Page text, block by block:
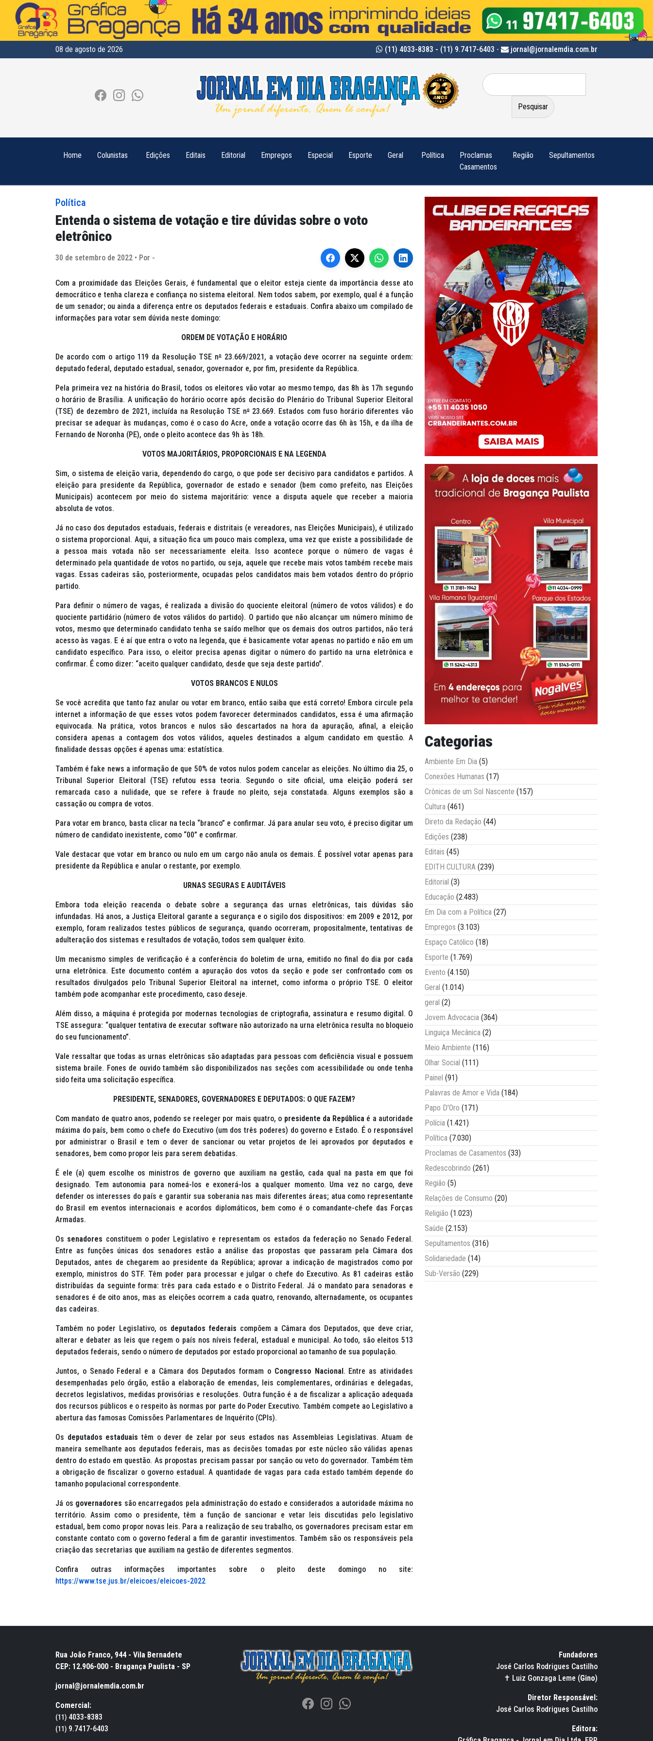
08 de agosto de 2026 (11) 4033-8383 - (11) 9.7417-6403 - jornal@jornalemdia.com.br
Pesquisar
por:
Home Colunistas Edições Editais Editorial Empregos Especial Esporte Geral Política
Proclamas
Casamentos
Região Sepultamentos
Política
Entenda o sistema de votação e tire dúvidas sobre o voto
eletrônico
30 de setembro de 2022 • Por -
Com a proximidade das Eleições Gerais, é fundamental que o eleitor esteja ciente da importância desse ato
democrático e tenha clareza e confiança no sistema eleitoral. Nem todos sabem, por exemplo, qual é a função
de um senador; ou ainda a diferença entre os deputados federais e estaduais. Confira abaixo um compilado de
informações para votar sem dúvida neste domingo:
ORDEM DE VOTAÇÃO E HORÁRIO
De acordo com o artigo 119 da Resolução TSE nº23.669/2021, a votação deve ocorrer na seguinte ordem:
deputado federal, deputado estadual, senador, governador e, por fim, presidente da República.
Pela primeira vez na história do Brasil, todos os eleitores vão votar ao mesmo tempo, das 8h às 17h segundo
o horário de Brasília. A unificação do horário ocorre após decisão do Plenário do Tribunal Superior Eleitoral
(TSE) de dezembro de 2021, incluída na Resolução TSE nº23.669. Estados com fuso horário diferentes vão
precisar se adequar às mudanças, como é o caso do Acre, onde a votação ocorre das 6h às 15h, e da ilha de
Fernando de Noronha (PE), onde o pleito acontece das 9h às 18h.
VOTOS MAJORITÁRIOS, PROPORCIONAIS E NA LEGENDA
Sim, o sistema de eleição varia, dependendo do cargo, o que pode ser decisivo para candidatos e partidos. A
eleição para presidente da República, governador de estado e senador (bem como prefeito, nas Eleições
Municipais) acontecem por meio do sistema majoritário: vence a disputa aquele que receber a maioria
absoluta de votos.
Já no caso dos deputados estaduais, federais e distritais (e vereadores, nas Eleições Municipais), é utilizado
o sistema proporcional. Aqui, a situação fica um pouco mais complexa, uma vez que existe a possibilidade de
a pessoa mais votada não ser necessariamente eleita. Isso acontece porque o número de vagas é
determinado pela quantidade de votos no partido, ou seja, aquele que recebe mais votos também recebe mais
vagas. Essas cadeiras são, posteriormente, ocupadas pelos candidatos mais bem votados dentro do próprio
partido.
Para definir o número de vagas, é realizada a divisão do quociente eleitoral (número de votos válidos) e do
quociente partidário (número de votos válidos do partido). O partido que não alcançar um número mínimo de
votos, mesmo que determinado candidato tenha se saído melhor que os demais dos outros partidos, não terá
acesso às vagas. E é aí que entra o voto na legenda, que é basicamente votar apenas no partido e não em um
candidato específico. Para isso, o eleitor precisa apenas digitar o número do partido na urna eletrônica e
confirmar. É como dizer: “aceito qualquer candidato, desde que seja deste partido”.
VOTOS BRANCOS E NULOS
Se você acredita que tanto faz anular ou votar em branco, então saiba que está correto! Embora circule pela
internet a informação de que esses votos podem favorecer determinados candidatos, essa é uma afirmação
equivocada. Na prática, votos brancos e nulos são descartados na hora da apuração, afinal, a eleição
considera apenas a contagem dos votos válidos, aqueles destinados a algum candidato em questão. A
finalidade dessas opções é apenas uma: estatística.
Também éfake news a informação de que 50% de votos nulos podem cancelar as eleições. No último dia 25, o
Tribunal Superior Eleitoral (TSE) refutou essa teoria. Segundo o site oficial, uma eleição poderá ser
remarcada caso a nulidade, que se refere à fraude no pleito, seja constatada. Alguns exemplos são a
cassação ou compra de votos.
Para votar em branco, basta clicar na tecla “branco” e confirmar. Já para anular seu voto, é preciso digitar um
número de candidato inexistente, como “00” e confirmar.
Vale destacar que votar em branco ou nulo em um cargo não anula os demais. É possível votar apenas para
presidente da República e anular o restante, por exemplo.
URNAS SEGURAS E AUDITÁVEIS
Embora toda eleição reacenda o debate sobre a segurança das urnas eletrônicas, tais dúvidas são
infundadas. Há anos, a Justiça Eleitoral garante a segurança e o sigilo dos dispositivos: em 2009 e 2012, por
exemplo, foram realizados testes públicos de segurança, quando ocorreram, propositalmente, tentativas de
adulteração dos sistemas e resultados de votação, todos sem qualquer êxito.
Um mecanismo simples de verificação é a conferência do boletim de urna, emitido no final do dia por cada
urna eletrônica. Este documento contém a apuração dos votos da seção e pode ser confrontado com os
resultados divulgados pelo Tribunal Superior Eleitoral na internet, como informa o próprio TSE. O eleitor
também pode acompanhar este procedimento, caso deseje.
Além disso, a máquina é protegida por modernas tecnologias de criptografia, assinatura e resumo digital. O
TSE assegura: “qualquer tentativa de executar software não autorizado na urna eletrônica resulta no bloqueio
do seu funcionamento”.
Vale ressaltar que todas as urnas eletrônicas são adaptadas para pessoas com deficiência visual e possuem
sistema braile. Fones de ouvido também são disponibilizados nas seções com acessibilidade ou onde tenha
sido feita uma solicitação específica.
PRESIDENTE, SENADORES, GOVERNADORES E DEPUTADOS: O QUE FAZEM?
Com mandato de quatro anos, podendo se reeleger por mais quatro, o presidente da República é a autoridade
máxima do país, bem como o chefe do Executivo (um dos três poderes) do governo e Estado. É o responsável
por administrar o Brasil e tem o dever de sancionar ou vetar projetos de lei aprovados por deputados e
senadores, bem como propor leis para serem debatidas.
É ele (a) quem escolhe os ministros de governo que auxiliam na gestão, cada qual na pasta em que foi
designado. Tem autonomia para nomeá-los e exonerá-los a qualquer momento. Uma vez no cargo, deve
defender os interesses do país e garantir sua soberania nas mais diferentes áreas; atua como representante
do Brasil em eventos internacionais e acordos diplomáticos, bem como é o comandante-chefe das Forças
Armadas.
Os senadores constituem o poder Legislativo e representam os estados da federação no Senado Federal.
Entre as funções únicas dos senadores estão a análise das propostas que passaram pela Câmara dos
Deputados, antes de chegarem ao presidente da República; aprovar a indicação de magistrados como por
exemplo, ministros do STF. Têm poder para processar e julgar o chefe do Executivo. As 81 cadeiras estão
distribuídas da seguinte forma: três para cada estado e o Distrito Federal. Já o mandato para senadoras e
senadores é de oito anos, mas as eleições ocorrem a cada quatro, renovando, alternadamente, os ocupantes
das cadeiras.
Também no poder Legislativo, os deputados federais compõem a Câmara dos Deputados, que deve criar,
alterar e debater as leis que regem o país nos níveis federal, estadual e municipal. Ao todo, são eleitos 513
deputados federais, sendo o número de deputados por estado proporcional ao tamanho de sua população.
Juntos, o Senado Federal e a Câmara dos Deputados formam o Congresso Nacional . Entre as atividades
desempenhadas pelo órgão, estão a elaboração de emendas, leis complementares, ordinárias e delegadas,
decretos legislativos, medidas provisórias e resoluções. Outra função é a de fiscalizar a aplicação adequada
dos recursos públicos e o respeito às normas por parte do Poder Executivo. Também compete ao Legislativo a
abertura das famosas Comissões Parlamentares de Inquérito (CPIs).
Os deputados estaduais têm o dever de zelar por seus estados nas Assembleias Legislativas. Atuam de
maneira semelhante aos deputados federais, mas as decisões tomadas por este núcleo são válidas apenas
dentro do estado em questão. As propostas precisam passar por sanção ou veto do governador. Também têm
a obrigação de fiscalizar o governo estadual. A quantidade de vagas para cada estado também depende do
tamanho populacional correspondente.
Já os governadores são encarregados pela administração do estado e considerados a autoridade máxima no
território. Assim como o presidente, têm a função de sancionar e vetar leis discutidas pelo legislativo
estadual, bem como propor novas leis. Para a realização de seu trabalho, os governadores precisam estar em
constante contato com o governo federal a fim de garantir investimentos. Também são os responsáveis pela
criação das secretarias que auxiliam na gestão de diferentes segmentos.
Confira outras informações importantes sobre o pleito deste domingo no site:
https://www.tse.jus.br/eleicoes/eleicoes-2022
Categorias
Ambiente Em Dia (5)
Conexões Humanas (17)
Crônicas de um Sol Nascente (157)
Cultura (461)
Direto da Redação (44)
Edições (238)
Editais (45)
EDITH CULTURA (239)
Editorial (3)
Educação (2.483)
Em Dia com a Política (27)
Empregos (3.103)
Espaço Católico (18)
Esporte (1.769)
Evento (4.150)
Geral (1.014)
geral (2)
Jovem Advocacia (364)
Linguiça Mecânica (2)
Meio Ambiente (116)
Olhar Social (111)
Painel (91)
Palavras de Amor e Vida (184)
Papo D'Oro (171)
Polícia (1.421)
Política (7.030)
Proclamas de Casamentos (33)
Redescobrindo (261)
Região (5)
Relações de Consumo (20)
Religião (1.023)
Saúde (2.153)
Sepultamentos (316)
Solidariedade (14)
Sub-Versão (229)
Rua João Franco, 944 - Vila Bernadete
CEP: 12.906-000 - Bragança Paulista - SP
jornal@jornalemdia.com.br
Comercial:
(11) 4033-8383
(11) 9.7417-6403
Fundadores
José Carlos Rodrigues Castilho
✝ Luiz Gonzaga Leme (Gino)
Diretor Responsável:
José Carlos Rodrigues Castilho
Editora: